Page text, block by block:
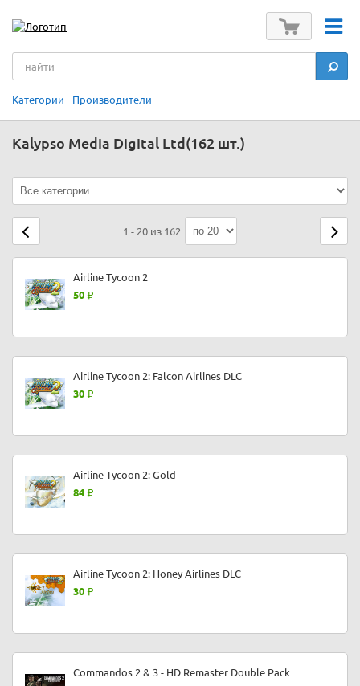
Категории Производители
Kalypso Media Digital Ltd(162 шт.)
1 - 20 из 162
Airline Tycoon 2
50
Airline Tycoon 2: Falcon Airlines DLC
30
Airline Tycoon 2: Gold
84
Airline Tycoon 2: Honey Airlines DLC
30
Commandos 2 & 3 - HD Remaster Double Pack